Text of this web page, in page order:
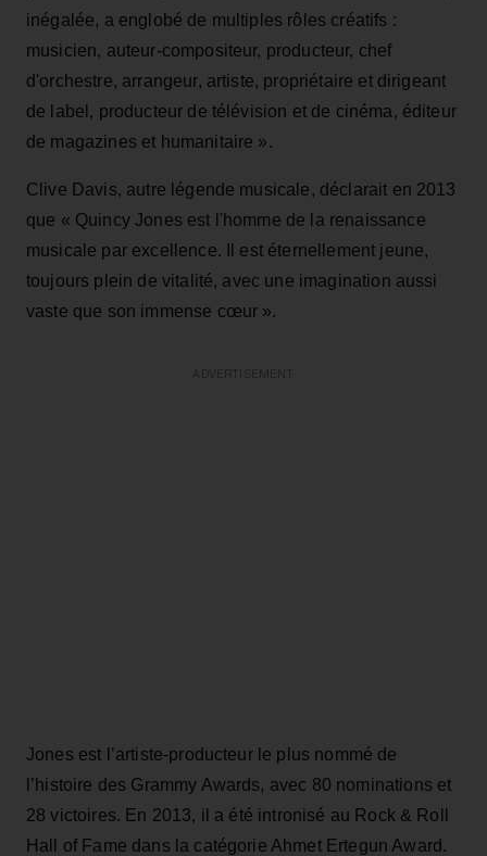
inégalée, a englobé de multiples rôles créatifs :
musicien, auteur-compositeur, producteur, chef
d'orchestre, arrangeur, artiste, propriétaire et dirigeant
de label, producteur de télévision et de cinéma, éditeur
de magazines et humanitaire ».
Clive Davis, autre légende musicale, déclarait en 2013
que « Quincy Jones est l'homme de la renaissance
musicale par excellence. Il est éternellement jeune,
toujours plein de vitalité, avec une imagination aussi
vaste que son immense cœur ».
Jones est l’artiste-producteur le plus nommé de
l’histoire des Grammy Awards, avec 80 nominations et
28 victoires. En 2013, il a été intronisé au Rock & Roll
Hall of Fame dans la catégorie Ahmet Ertegun Award.